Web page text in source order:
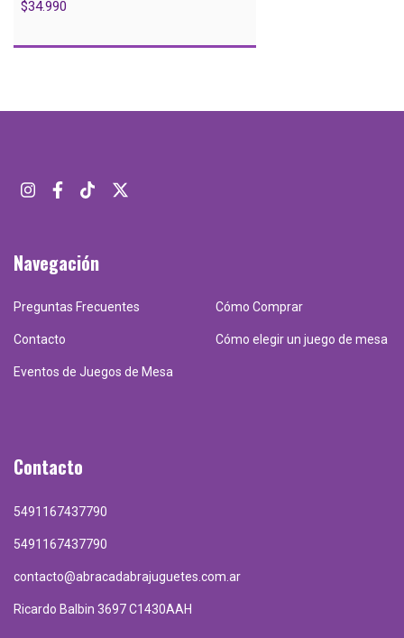
$34.990
Navegación
Preguntas Frecuentes Cómo Comprar
Contacto Cómo elegir un juego de mesa
Eventos de Juegos de Mesa
Contacto
5491167437790
5491167437790
contacto@abracadabrajuguetes.com.ar
Ricardo Balbin 3697 C1430AAH